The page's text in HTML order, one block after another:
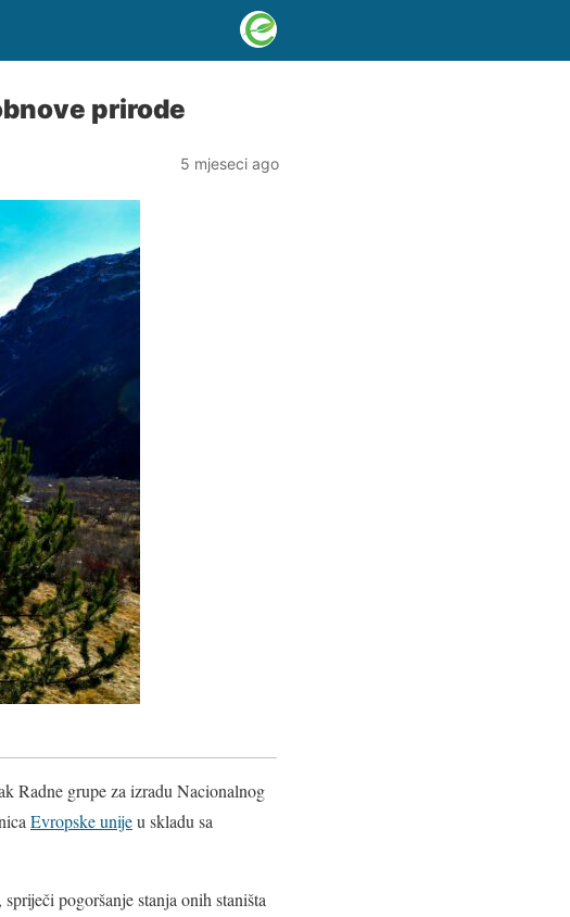
prirode
5 mjeseci ago
Radne grupe za izradu Nacionalnog
Evropske unijeu skladu sa
pogoršanje stanja onih staništa